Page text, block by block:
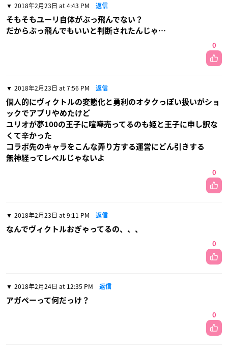
2018年2月23日 at 4:43 PM 返信
そもそもユーリ自体がぶっ飛んでない？
だからぶっ飛んでもいいと判断されたんじゃ…
0
2018年2月23日 at 7:56 PM 返信
個人的にヴィクトルの変態化と勇利のオタクっぽい扱いがショ
ックでアプリやめたけど
ユリオが夢100の王子に喧嘩売ってるのも姫と王子に申し訳な
くて辛かった
コラボ先のキャラをこんな弄り方する運営にどん引きする
無神経ってレベルじゃないよ
0
2018年2月23日 at 9:11 PM 返信
なんでヴィクトルおぎゃってるの、、、
0
2018年2月24日 at 12:35 PM 返信
アガペーって何だっけ？
0